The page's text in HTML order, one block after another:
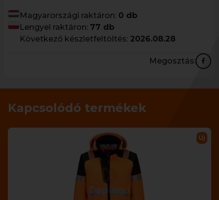
Magyarországi raktáron: 0 db
Lengyel raktáron: 77 db
Következő készletfeltöltés: 2026.08.28
Megosztás:
Kapcsolódó termékek
Új